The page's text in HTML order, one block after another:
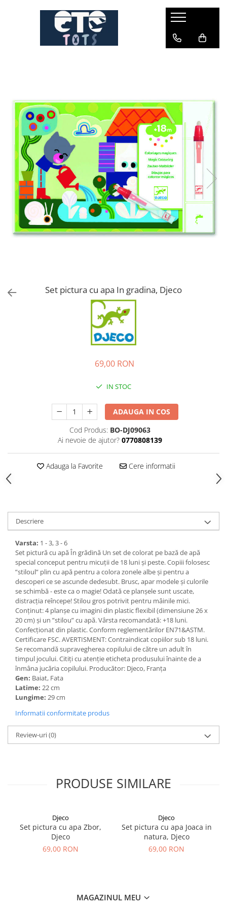
CĂRUCIOARE & SCAUNE AUTO
scaune auto pentru avion
accesorii cărucioare
accesorii scaun auto
accesorii scaun avion
Set pictura cu apa In gradina, Djeco
69,00 RON
IN STOC
ADAUGA IN COS
Cod Produs: BO-DJ09063
Ai nevoie de ajutor? 0770808139
Adauga la Favorite Cere informatii
Descriere
Varsta: 1 - 3, 3 - 6
Set pictură cu apă În grădină Un set de colorat pe bază de apă
special conceput pentru micuții de 18 luni și peste. Copiii folosesc
”stiloul” plin cu apă pentru a colora zonele albe și pentru a
descoperi ce se ascunde dedesubt. Brusc, apar modele și culorile
se schimbă - este ca o magie! Odată ce planșele sunt uscate,
distracția reîncepe! Stilou gros potrivit pentru mâinile mici.
Conținut: 4 planșe cu imagini din plastic flexibil (dimensiune 26 x
20 cm) și un ”stilou” cu apă. Vârsta recomandată: +18 luni.
Confecționat din plastic. Conform reglementărilor EN71&ASTM.
Certificare FSC. AVERTISMENT: Contraindicat copiilor sub 18 luni.
Se recomandă supravegherea copilului de către un adult în
timpul jocului. Citiți cu atenție eticheta produsului înainte de a
înmâna jucăria copilului. Producător: Djeco, Franța
Gen: Baiat, Fata
Latime: 22 cm
Lungime: 29 cm
Informatii conformitate produs
Review-uri(0)
PRODUSE SIMILARE
Djeco
Set pictura cu apa Zbor,
Djeco
69,00 RON
Djeco
Set pictura cu apa Joaca in
natura, Djeco
69,00 RON
MAGAZINUL MEU